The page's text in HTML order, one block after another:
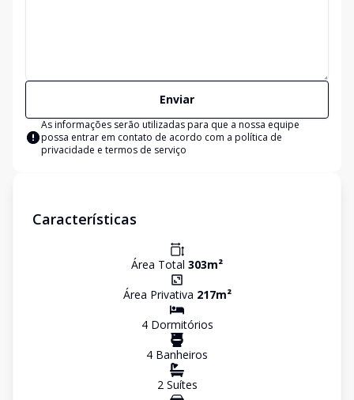
Enviar
As informações serão utilizadas para que a nossa equipe
possa entrar em contato de acordo com a política de
privacidade e termos de serviço
Características
Área Total 303m²
Área Privativa 217m²
4Dormitórios
4 Banheiros
2Suítes